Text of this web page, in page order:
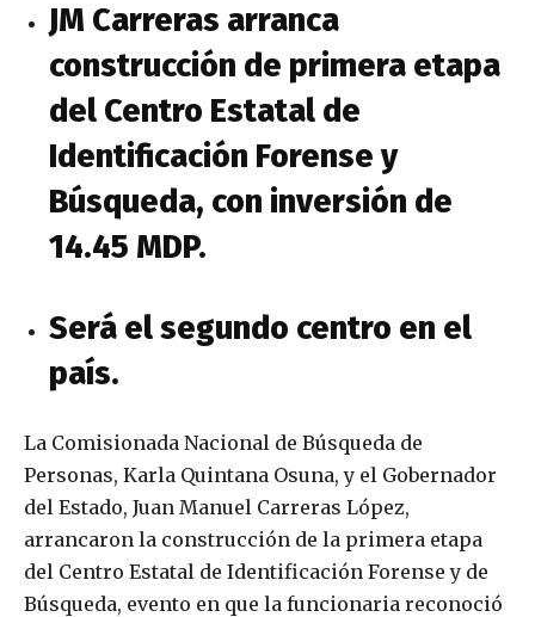
JM Carreras arranca
construcción de primera etapa
del Centro Estatal de
Identificación Forense y
Búsqueda, con inversión de
14.45 MDP.
Será el segundo centro en el
país.
La Comisionada Nacional de Búsqueda de
Personas, Karla Quintana Osuna, y el Gobernador
del Estado, Juan Manuel Carreras López,
arrancaron la construcción de la primera etapa
del Centro Estatal de Identificación Forense y de
Búsqueda, evento en que la funcionaria reconoció